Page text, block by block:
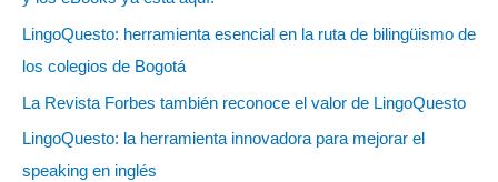
LingoQuesto: herramienta esencial en la ruta de bilingüismo de
los colegios de Bogotá
La Revista Forbes también reconoce el valor de LingoQuesto
LingoQuesto: la herramienta innovadora para mejorar el
speaking en inglés